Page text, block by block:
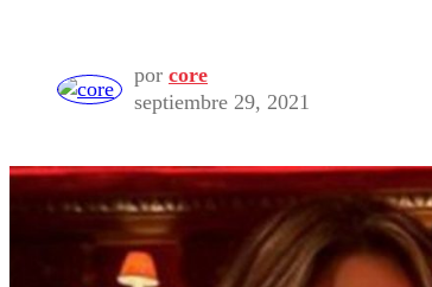
por core
septiembre 29, 2021